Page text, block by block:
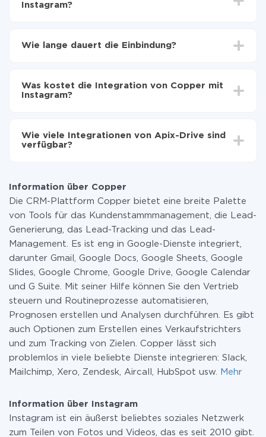
Instagram?
übertragen
auf Instagram übertragen
Wie lange dauert die Einbindung?
Im Durchschnitt dauert es 10-15 Minuten.
Was kostet die Integration von Copper mit
Instagram?
zahlen nur für die Datenmenge, die über unseren
Service von einem System auf ein anderes übertragen
Weitere Informationen zu
Wie viele Integrationen von Apix-Drive sind
verfügbar?
Information über Copper
Die CRM-Plattform Copper bietet eine breite Palette
von Tools für das Kundenstammmanagement, die Lead-
Generierung, das Lead-Tracking und das Lead-
Management. Es ist eng in Google-Dienste integriert,
darunter Gmail, Google Docs, Google Sheets, Google
Slides, Google Chrome, Google Drive, Google Calendar
und G Suite. Mit seiner Hilfe können Sie den Vertrieb
steuern und Routineprozesse automatisieren,
Prognosen erstellen und Analysen durchführen. Es gibt
auch Optionen zum Erstellen eines Verkaufstrichters
und zum Tracking von Zielen. Copper lässt sich
problemlos in viele beliebte Dienste integrieren: Slack,
Mailchimp, Xero, Zendesk, Aircall, HubSpot usw.
Mehr
Information über Instagram
Instagram ist ein äußerst beliebtes soziales Netzwerk
zum Teilen von Fotos und Videos, das es seit 2010 gibt.